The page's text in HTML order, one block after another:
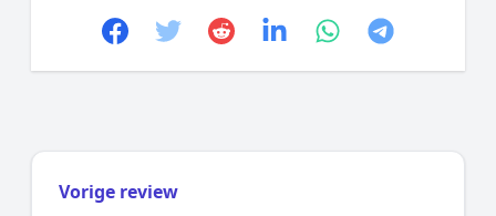
Facebook
TwitterRedditlinkedinwhatsapp
telegram
Vorige review